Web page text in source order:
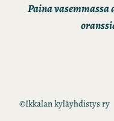
Paina
©Ikkalan kyläyhdistys ry